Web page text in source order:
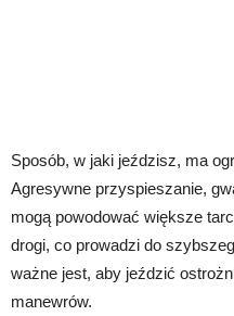
Sposób, w jaki jeździsz, ma
Agresywne przyspieszanie,
mogą powodować większe
drogi, co prowadzi do
ważne jest, aby jeździć
manewrów.